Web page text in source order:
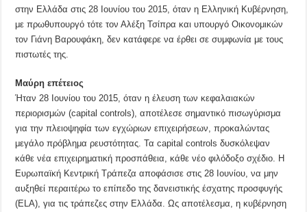
στην Ελλάδα στις 28 Ιουνίου του 2015, όταν η Ελληνική Κυβέρνηση,
με πρωθυπουργό τότε τον Αλέξη Τσίπρα και υπουργό Οικονομικών
τον Γιάνη Βαρουφάκη, δεν κατάφερε να έρθει σε συμφωνία με τους
πιστωτές της.
Μαύρη επέτειος
Ήταν 28 Ιουνίου του 2015, όταν η έλευση των κεφαλαιακών
περιορισμών (capital controls), αποτέλεσε σημαντικό πισωγύρισμα
για την πλειοψηφία των εγχώριων επιχειρήσεων, προκαλώντας
μεγάλο πρόβλημα ρευστότητας. Τα capital controls δυσκόλεψαν
κάθε νέα επιχειρηματική προσπάθεια, κάθε νέο φιλόδοξο σχέδιο. Η
Ευρωπαϊκή Κεντρική Τράπεζα αποφάσισε στις 28 Ιουνίου, να μην
αυξηθεί περαιτέρω το επίπεδο της δανειστικής έσχατης προσφυγής
(ELA), για τις τράπεζες στην Ελλάδα. Ως αποτέλεσμα, η κυβέρνηση